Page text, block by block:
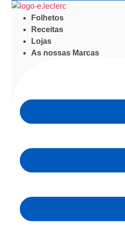
Folhetos
Receitas
Lojas
As nossas Marcas